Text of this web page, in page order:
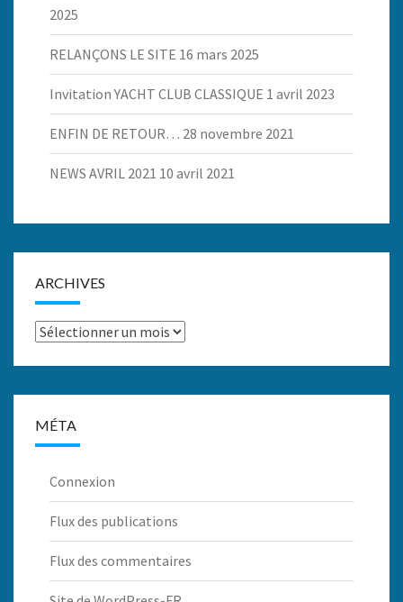
2025
RELANÇONS LE SITE 16 mars 2025
Invitation YACHT CLUB CLASSIQUE 1 avril 2023
ENFIN DE RETOUR… 28 novembre 2021
NEWS AVRIL 2021 10 avril 2021
ARCHIVES
Archives
MÉTA
Connexion
Flux des publications
Flux des commentaires